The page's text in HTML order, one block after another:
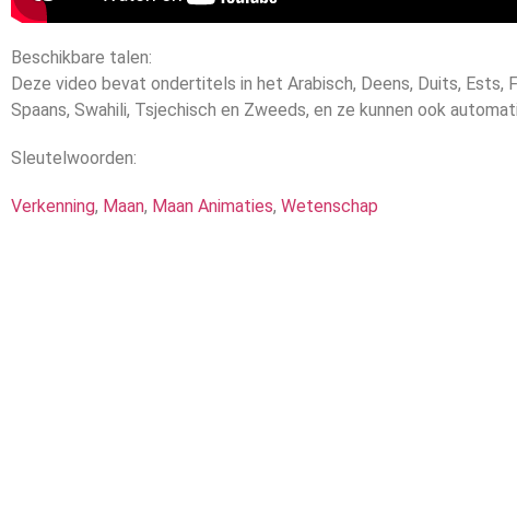
Beschikbare talen:
Deze video bevat ondertitels in het Arabisch, Deens, Duits, Ests,
Spaans, Swahili, Tsjechisch en Zweeds, en ze kunnen ook
Sleutelwoorden:
Verkenning, Maan, Maan Animaties, Wetenschap